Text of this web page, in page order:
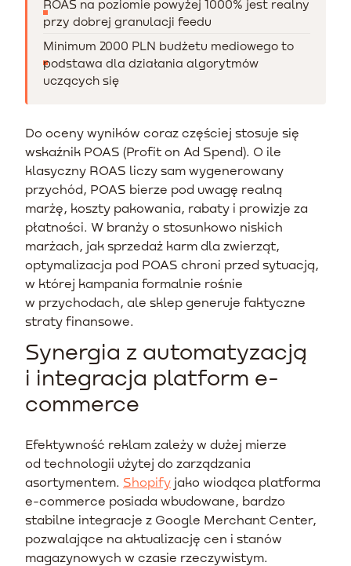
ROAS na poziomie powyżej 1000% jest realny
przy dobrej granulacji feedu
Minimum 2000 PLN budżetu mediowego to
podstawa dla działania algorytmów
uczących się
Do oceny wyników coraz częściej stosuje się
wskaźnik POAS (Profit on Ad Spend). O ile
klasyczny ROAS liczy sam wygenerowany
przychód, POAS bierze pod uwagę realną
marżę, koszty pakowania, rabaty i prowizje za
płatności. W branży o stosunkowo niskich
marżach, jak sprzedaż karm dla zwierząt,
optymalizacja pod POAS chroni przed sytuacją,
w której kampania formalnie rośnie
w przychodach, ale sklep generuje faktyczne
straty finansowe.
Synergia z automatyzacją
i integracja platform e-
commerce
Efektywność reklam zależy w dużej mierze
od technologii użytej do zarządzania
asortymentem. Shopify jako wiodąca platforma
e-commerce posiada wbudowane, bardzo
stabilne integracje z Google Merchant Center,
pozwalające na aktualizację cen i stanów
magazynowych w czasie rzeczywistym.